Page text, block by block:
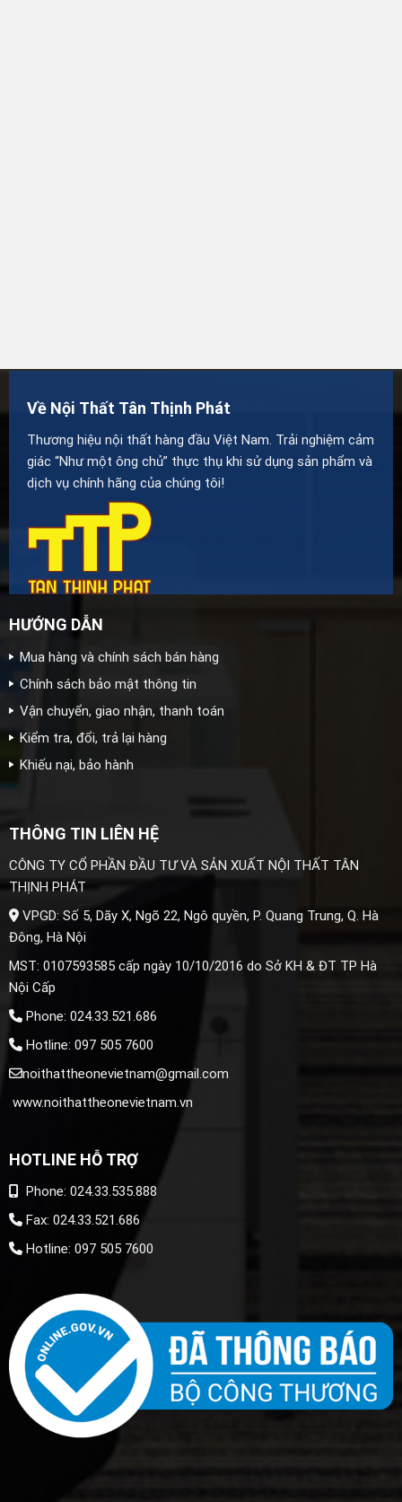
Về Nội Thất Tân Thịnh Phát
Thương hiệu nội thất hàng đầu Việt Nam. Trải nghiệm cảm
giác “Như một ông chủ” thực thụ khi sử dụng sản phẩm và
dịch vụ chính hãng của chúng tôi!
HƯỚNG DẪN
Mua hàng và chính sách bán hàng
Chính sách bảo mật thông tin
Vận chuyển, giao nhận, thanh toán
Kiểm tra, đổi, trả lại hàng
Khiếu nại, bảo hành
THÔNG TIN LIÊN HỆ
CÔNG TY CỔ PHẦN ĐẦU TƯ VÀ SẢN XUẤT NỘI THẤT TÂN
THỊNH PHÁT
VPGD: Số 5, Dãy X, Ngõ 22, Ngô quyền, P. Quang Trung, Q. Hà
Đông, Hà Nội
MST: 0107593585 cấp ngày 10/10/2016 do Sở KH & ĐT TP Hà
Nội Cấp
Phone: 024.33.521.686
Hotline: 097 505 7600
noithattheonevietnam@gmail.com
www.noithattheonevietnam.vn
HOTLINE HỖ TRỢ
Phone: 024.33.535.888
Fax: 024.33.521.686
Hotline: 097 505 7600